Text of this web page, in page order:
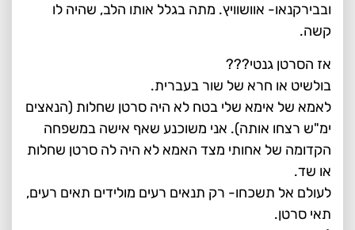
ובבירקנאו- אוושוויץ. מתה בגלל אותו הלב, שהיה לו
קשה.
אז הסרטן גנטי???
בולשיט או חרא של שור בעברית.
לאמא של אימא שלי בטח לא היה סרטן שחלות (הנאצים
ימ"ש רצחו אותה). אני משוכנע שאף אישה במשפחה
הקדומה של אחותי מצד האמא לא היה לה סרטן שחלות
או שד.
לעולם אל תשכחו- רק תנאים רעים מולידים תאים רעים,
תאי סרטן.